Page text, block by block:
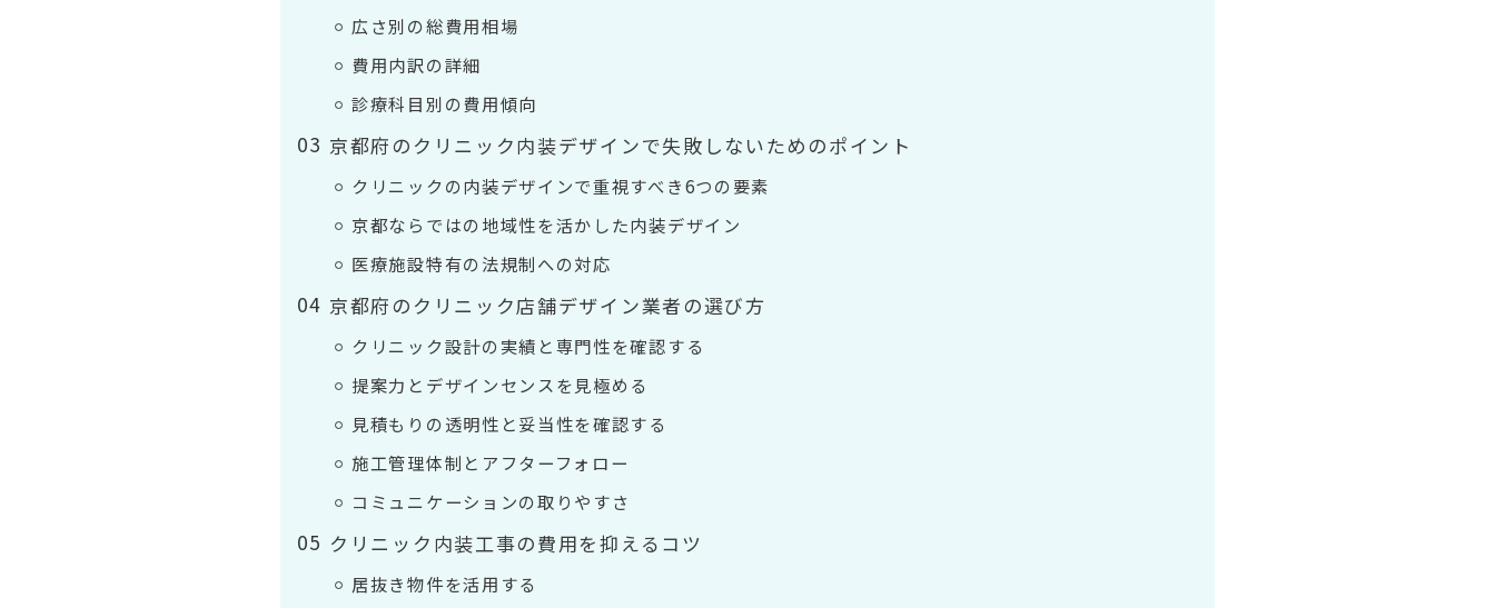
広さ別の総費用相場
費用内訳の詳細
診療科目別の費用傾向
京都府のクリニック内装デザインで失敗しないためのポイント
クリニックの内装デザインで重視すべき6つの要素
京都ならではの地域性を活かした内装デザイン
医療施設特有の法規制への対応
京都府のクリニック店舗デザイン業者の選び方
クリニック設計の実績と専門性を確認する
提案力とデザインセンスを見極める
見積もりの透明性と妥当性を確認する
施工管理体制とアフターフォロー
コミュニケーションの取りやすさ
クリニック内装工事の費用を抑えるコツ
居抜き物件を活用する